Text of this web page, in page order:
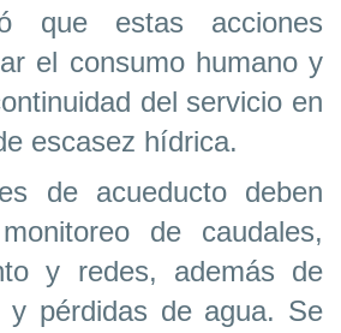
que estas acciones
el consumo humano y
del servicio en
escasez hídrica.
de acueducto deben
de caudales,
y redes, además de
y pérdidas de agua. Se